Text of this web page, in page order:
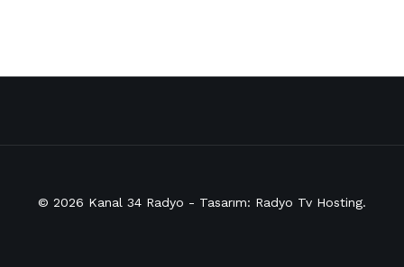
© 2026 Kanal 34 Radyo - Tasarım: Radyo Tv Hosting.